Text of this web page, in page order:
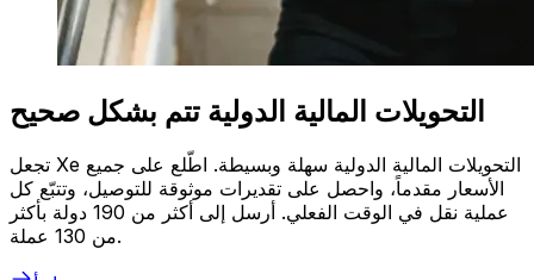
التحويلات المالية الدولية تتم بشكل صحيح
تجعل Xe التحويلات المالية الدولية سهلة وبسيطة. اطّلع على جميع
الأسعار مقدماً، واحصل على تقديرات موثوقة للتوصيل، وتتبّع كل
عملية نقل في الوقت الفعلي. أرسل إلى أكثر من 190 دولة بأكثر
من 130 عملة.